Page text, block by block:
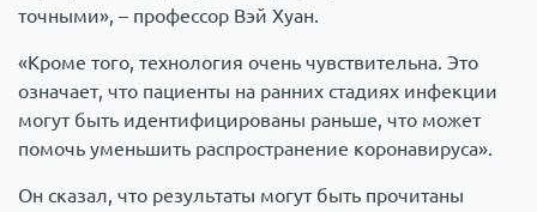
точными», – профессор Вэй Хуан.
«Кроме того, технология очень чувствительна. Это
означает, что пациенты на ранних стадиях инфекции
могут быть идентифицированы раньше, что может
помочь уменьшить распространение коронавируса».
Он сказал, что результаты могут быть прочитаны